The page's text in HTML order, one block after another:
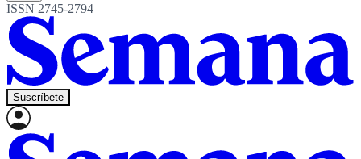
ISSN 2745-2794
Suscríbete